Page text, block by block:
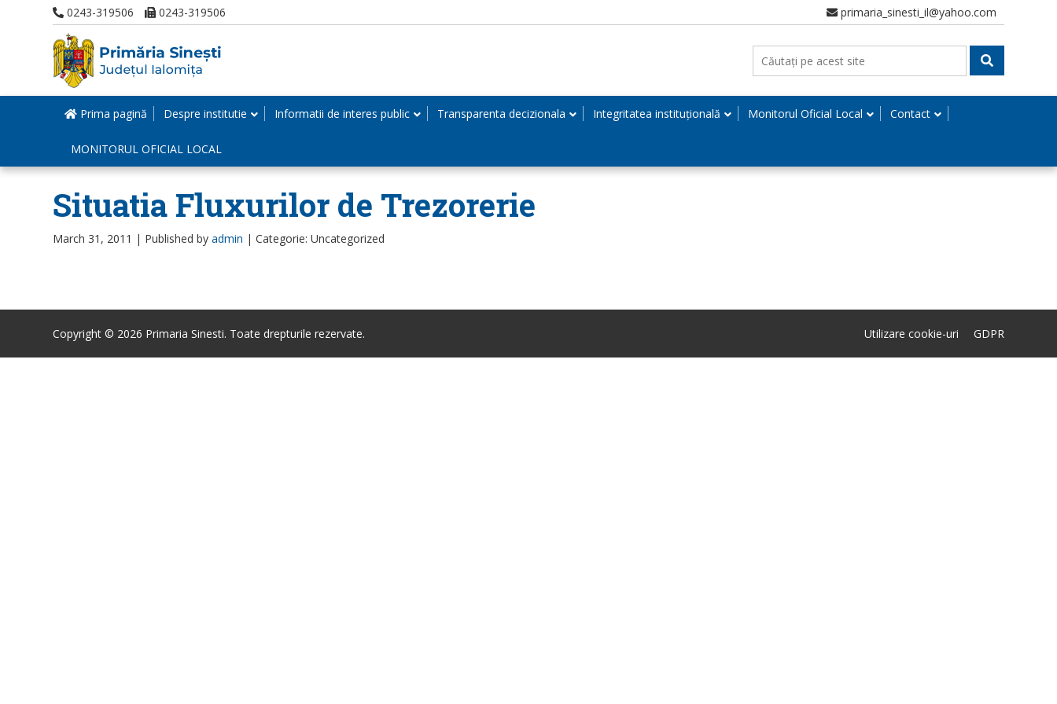
0243-319506 0243-319506 primaria_sinesti_il@yahoo.com
Prima pagină Despre institutie Informatii de interes public Transparenta decizionala Integritatea instituțională Monitorul Oficial Local Contact
MONITORUL OFICIAL LOCAL
Situatia Fluxurilor de Trezorerie
March 31, 2011 | Published by admin | Categorie: Uncategorized
Copyright © 2026 Primaria Sinesti. Toate drepturile rezervate. Utilizare cookie-uri GDPR